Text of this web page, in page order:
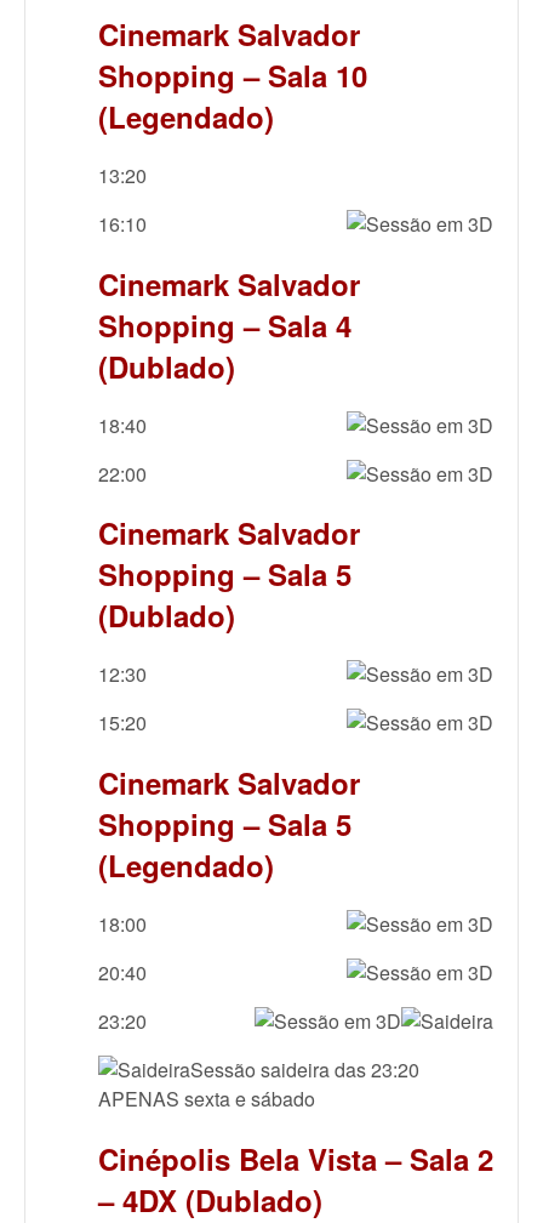
Cinemark Salvador
Shopping – Sala 10
(Legendado)
13:20
16:10
Cinemark Salvador
Shopping – Sala 4
(Dublado)
18:40
22:00
Cinemark Salvador
Shopping – Sala 5
(Dublado)
12:30
15:20
Cinemark Salvador
Shopping – Sala 5
(Legendado)
18:00
20:40
23:20
Sessão saideira das 23:20
APENAS sexta e sábado
Cinépolis Bela Vista – Sala 2
– 4DX (Dublado)